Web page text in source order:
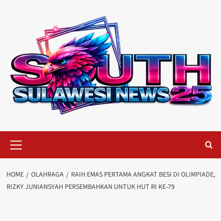
Menu
HOME OLAHRAGA
RAIH EMAS PERTAMA ANGKAT BESI DI OLIMPIADE,
RIZKY JUNIANSYAH PERSEMBAHKAN UNTUK HUT RI KE-79